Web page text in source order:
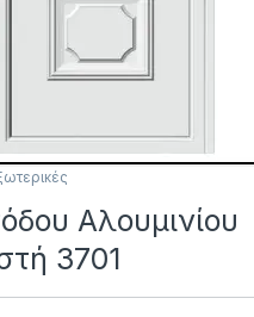
Αλουμινίου
3701